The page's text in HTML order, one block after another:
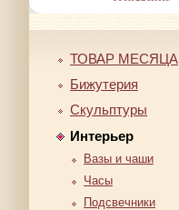
ТОВАР МЕСЯЦА
Бижутерия
Скульптуры
Интерьер
Вазы и чаши
Часы
Подсвечники